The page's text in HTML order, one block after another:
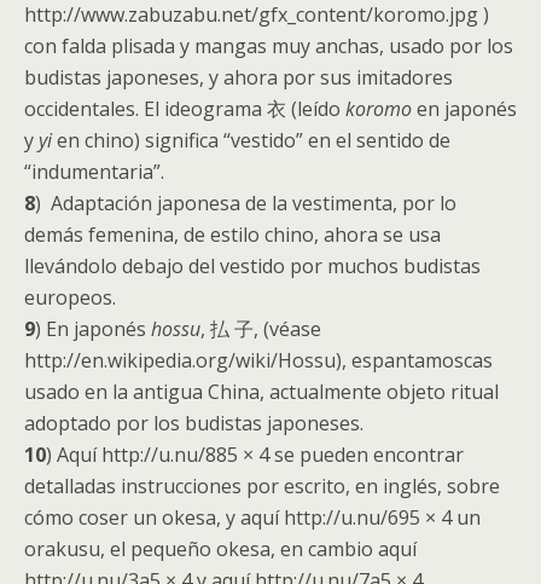
http://www.zabuzabu.net/gfx_content/koromo.jpg )
con falda plisada y mangas muy anchas, usado por los
budistas japoneses, y ahora por sus imitadores
occidentales. El ideograma 衣 (leído koromoen japonés
yyien chino) significa “vestido” en el sentido de
“indumentaria”.
8) Adaptación japonesa de la vestimenta, por lo
demás femenina, de estilo chino, ahora se usa
llevándolo debajo del vestido por muchos budistas
europeos.
9) En japonés hossu, 払 子, (véase
http://en.wikipedia.org/wiki/Hossu), espantamoscas
usado en la antigua China, actualmente objeto ritual
adoptado por los budistas japoneses.
10) Aquí http://u.nu/885 × 4 se pueden encontrar
detalladas instrucciones por escrito, en inglés, sobre
cómo coser un okesa, y aquí http://u.nu/695 × 4 un
orakusu, el pequeño okesa, en cambio aquí